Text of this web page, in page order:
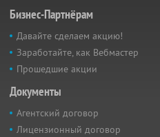
Бизнес-Партнёрам
Давайте сделаем акцию!
Заработайте, как Вебмастер
Прошедшие акции
Документы
Агентский договор
Лицензионный договор